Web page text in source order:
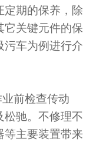
定期的保养，除
它关键元件的保
污车为例进行介
前检查传动
松驰。不修理不
等主要装置带来